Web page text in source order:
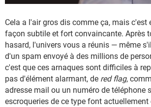
Cela a l'air gros dis comme ça, mais c'est
façon subtile et fort convaincante. Après
hasard, l'univers vous a réunis — même
d'un spam envoyé à des millions de
c'est que ces arnaques sont difficiles à
pas d'élément alarmant, de red flag,
adresse mail ou un numéro de téléphone
escroqueries de ce type font actuellement